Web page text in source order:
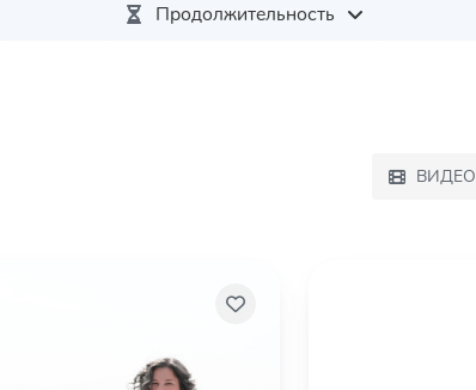
Продолжительность
ВИДЕО